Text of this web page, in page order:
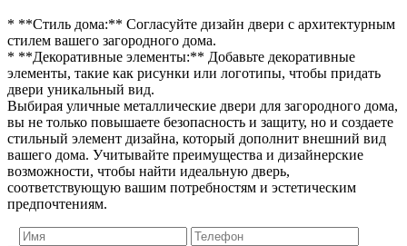
* **Стиль дома:** Согласуйте дизайн двери с архитектурным
стилем вашего загородного дома.
* **Декоративные элементы:** Добавьте декоративные
элементы, такие как рисунки или логотипы, чтобы придать
двери уникальный вид.
Выбирая уличные металлические двери для загородного дома,
вы не только повышаете безопасность и защиту, но и создаете
стильный элемент дизайна, который дополнит внешний вид
вашего дома. Учитывайте преимущества и дизайнерские
возможности, чтобы найти идеальную дверь,
соответствующую вашим потребностям и эстетическим
предпочтениям.